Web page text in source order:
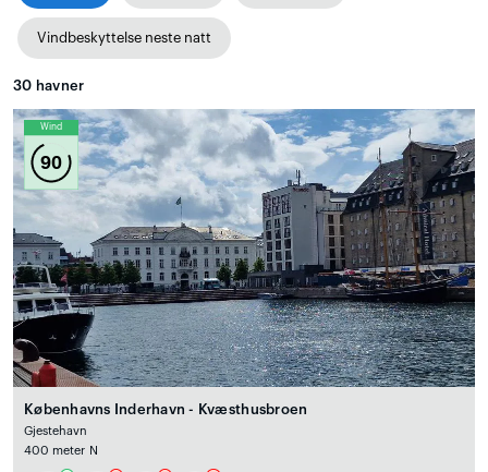
Vindbeskyttelse neste natt
30 havner
Wind
90
Københavns Inderhavn - Kvæsthusbroen
Gjestehavn
400 meter N